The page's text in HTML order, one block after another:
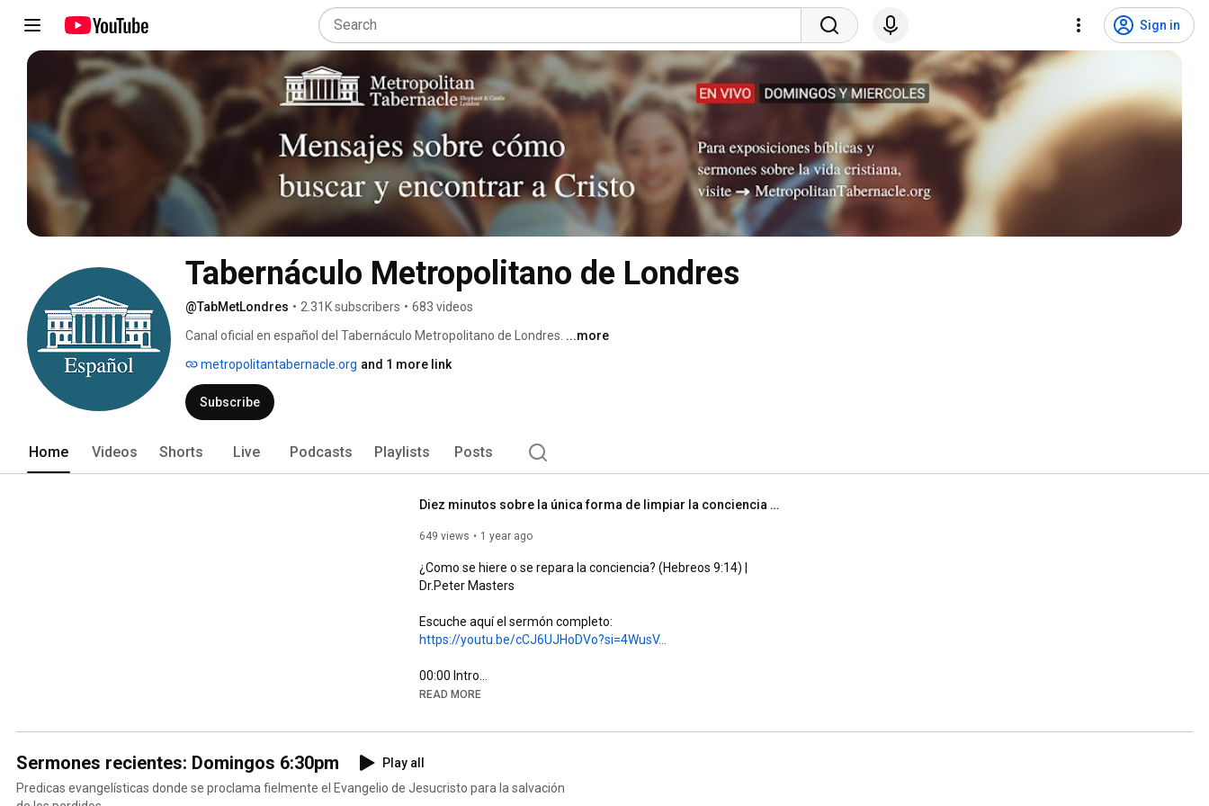
Sign in
Tabernáculo Metropolitano de Londres
@TabMetLondres • 2.31K subscribers • 683 videos
Canal oficial en español del Tabernáculo Metropolitano de Londres. ...more
metropolitantabernacle.org and 1 more link
Subscribe
Home Videos Shorts Live Podcasts Playlists Posts
Diez minutos sobre la única forma de limpiar la conciencia | Dr. Peter Masters
649 views 1 year ago
9:14) |
Dr.Peter Masters
https://youtu.be/cCJ6UJHoDVo?si=4WusV...
00:00
00:05 El conocimiento del bien y del mal está escrito en nuestro
01:36
05:16
08:19 Nada tranquiliza la conciencia excepto la confianza en la
READ MORE
Sermones recientes: Domingos 6:30pm
Play all
Predicas evangelísticas donde se proclama fielmente el Evangelio de Jesucristo para la salvación